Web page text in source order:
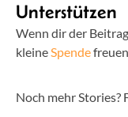
Unterstützen
Wenn dir der
kleineSpende
Noch mehr Stories?